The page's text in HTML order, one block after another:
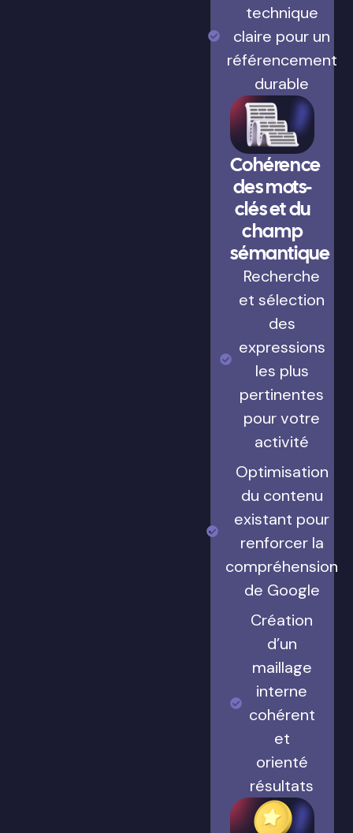
technique
claire pour un
référencement
durable
Cohérence
des mots-
clés et du
champ
sémantique
Recherche
et sélection
des
expressions
les plus
pertinentes
pour votre
activité
Optimisation
du contenu
existant pour
renforcer la
compréhension
de Google
Création
d’un
maillage
interne
cohérent
et
orienté
résultats